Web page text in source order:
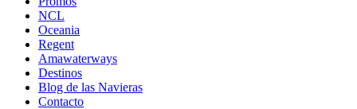
NCL
Oceania
Regent
Amawaterways
Destinos
Blog de las Navieras
Contacto